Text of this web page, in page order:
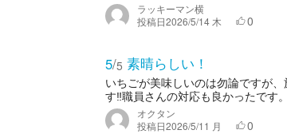
ラッキーマン横
投稿日2026/5/14 木 0
5/5 素晴らしい！
いちごが美味しいのは勿論ですが
す‼️職員さんの対応も良かったです
オクタン
投稿日2026/5/11 月 0